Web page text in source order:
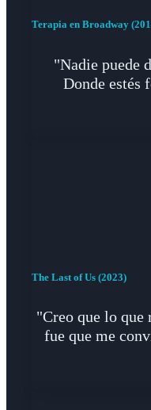
Terapia en Broadway
"Nadie puede
Donde estés
The Last of Us (2023)
"Creo que lo que
fue que me